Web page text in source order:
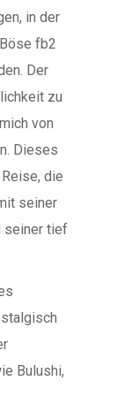
in der
fb2
Der
zu
von
Dieses
die
seiner
seiner tief
Bulushi,